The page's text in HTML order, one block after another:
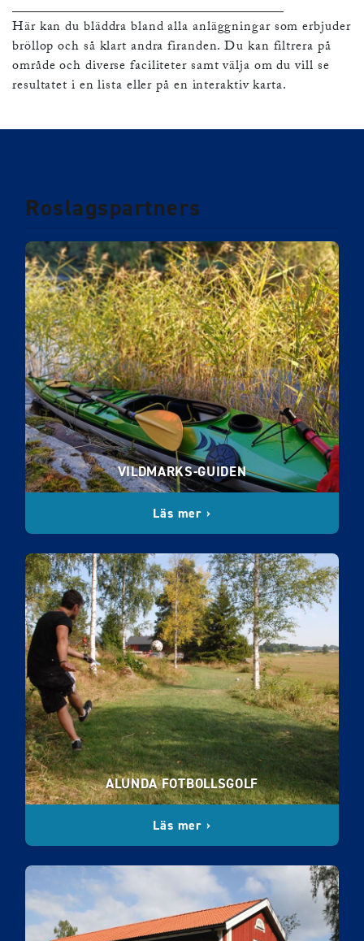
Här kan du bläddra bland alla anläggningar som erbjuder
bröllop och så klart andra firanden. Du kan filtrera på
område och diverse faciliteter samt välja om du vill se
resultatet i en lista eller på en interaktiv karta.
Roslagspartners
VILDMARKS-GUIDEN
Läs mer ›
ALUNDA FOTBOLLSGOLF
Läs mer ›